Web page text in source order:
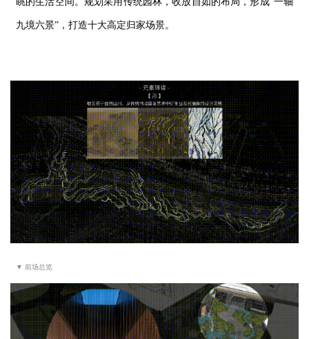
九境六景”，打造十大高定归家场景。
▼ 前场总览